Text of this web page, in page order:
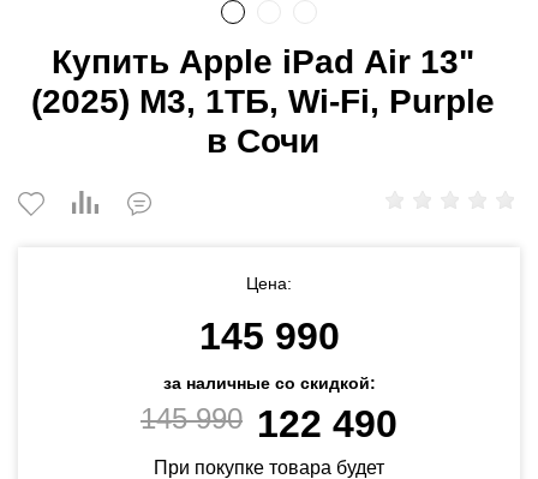
Купить Apple iPad Air 13"
(2025) M3, 1ТБ, Wi-Fi, Purple
в Сочи
Цена:
145 990
за наличные со скидкой:
145 990 122 490
При покупке товара будет